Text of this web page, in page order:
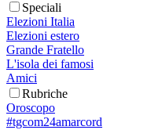
Speciali
Elezioni Italia
Elezioni estero
Grande Fratello
L'isola dei famosi
Amici
Rubriche
Oroscopo
#tgcom24amarcord